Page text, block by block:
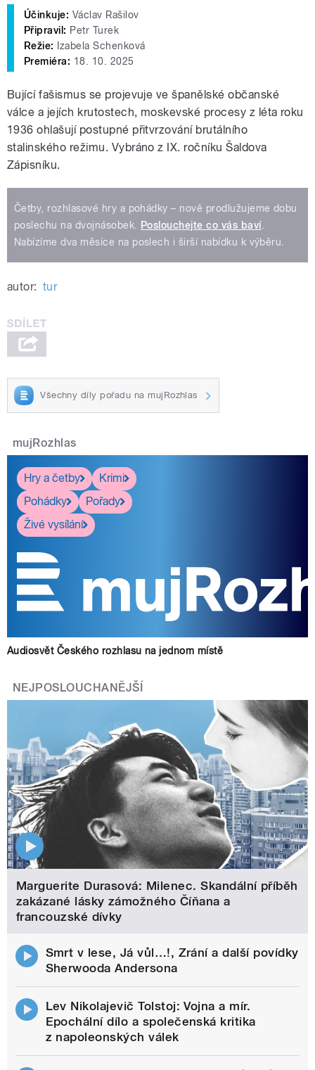
Účinkuje: Václav Rašilov
Připravil: Petr Turek
Režie:
Izabela Schenková
Premiéra: 18. 10. 2025
Bující fašismus se projevuje ve španělské občanské
válce a jejích krutostech, moskevské procesy z léta roku
1936 ohlašují postupné přitvrzování brutálního
stalinského režimu. Vybráno z IX. ročníku Šaldova
Zápisníku.
Četby, rozhlasové hry a pohádky – nově prodlužujeme dobu
poslechu na dvojnásobek.
Poslouchejte co vás baví.
Nabízíme dva měsíce na poslech i širší nabídku k výběru.
autor: tur
Všechny díly pořadu na mujRozhlas
mujRozhlas
Hry a četby
Krimi
Pohádky
Pořady
Živé vysílání
Audiosvět Českého rozhlasu na jednom místě
NEJPOSLOUCHANĚJŠÍ
Marguerite Durasová: Milenec. Skandální příběh
zakázané lásky zámožného Číňana a
francouzské dívky
Smrt v lese, Já vůl…!, Zrání a další povídky
Sherwooda Andersona
Lev Nikolajevič Tolstoj: Vojna a mír.
Epochální dílo a společenská kritika
z napoleonských válek